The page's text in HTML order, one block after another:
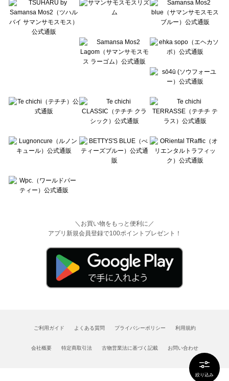
絞り込み
Lugnoncure（ルノンキュール）のその他シューズ一覧
BETTY'S BLUE（べティーズブルー）のその他シューズ一覧
Wpc.（ワールドパーティー）のその他シューズ一覧
＼お買い物をもっと便利に／
アプリ新規会員登録で100ポイントプレゼント！
ご利用ガイド よくある質問 プライバシーポリシー 利用規約
会社概要 特定商取引法 古物営業法に基づく記載 お問い合わせ